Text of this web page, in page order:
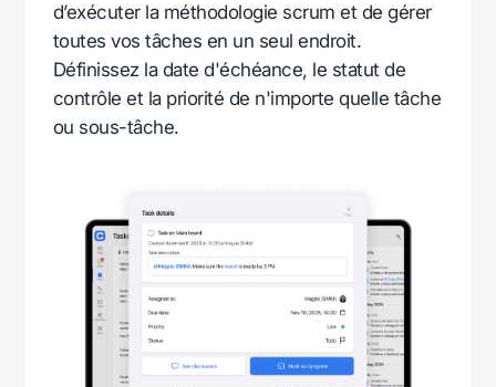
d’exécuter la méthodologie scrum et de gérer
toutes vos tâches en un seul endroit.
Définissez la date d'échéance, le statut de
contrôle et la priorité de n'importe quelle tâche
ou sous-tâche.